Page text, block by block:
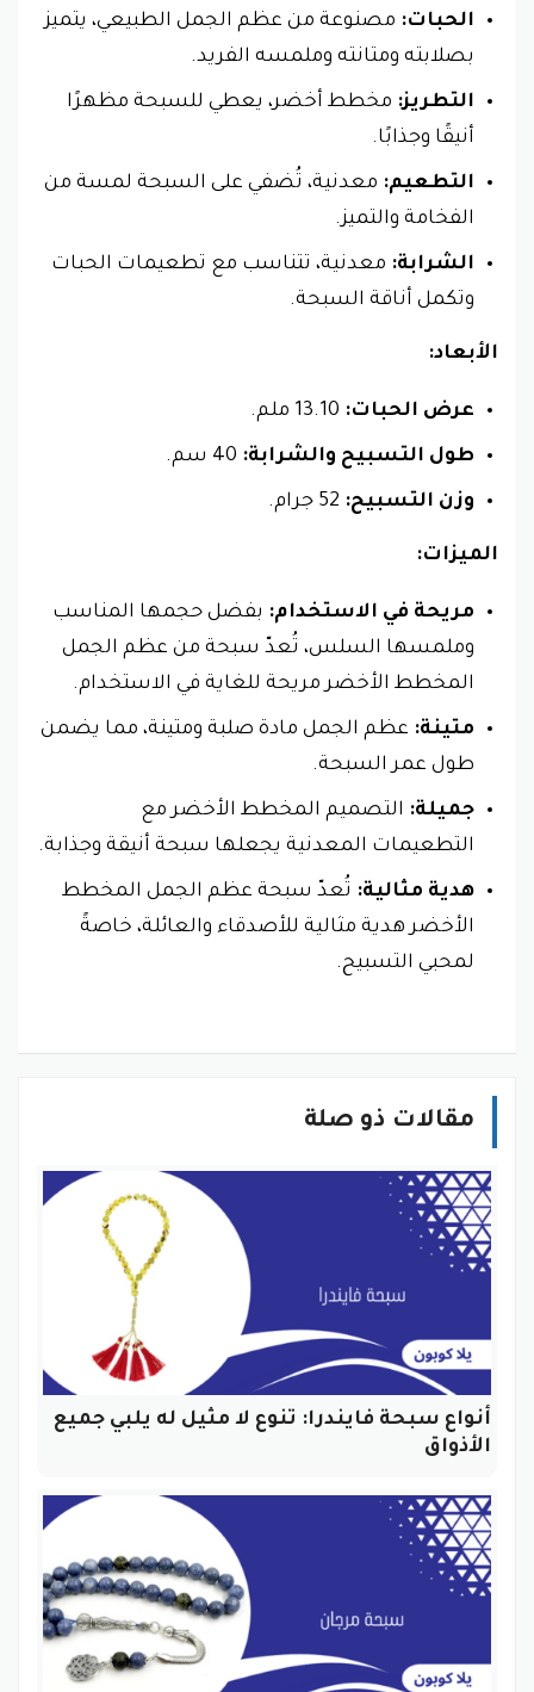
الحبات: مصنوعة من عظم الجمل الطبيعي، يتميز
بصلابته ومتانته وملمسه الفريد.
التطريز: مخطط أخضر، يعطي للسبحة مظهرًا
أنيقًا وجذابًا.
التطعيم: معدنية، تُضفي على السبحة لمسة من
الفخامة والتميز.
الشرابة: معدنية، تتناسب مع تطعيمات الحبات
وتكمل أناقة السبحة.
الأبعاد:
عرض الحبات:
طول التسبيح والشرابة:
وزن التسبيح:
الميزات:
مريحة في الاستخدام: بفضل حجمها المناسب
وملمسها السلس، تُعدّ سبحة من عظم الجمل
المخطط الأخضر مريحة للغاية في الاستخدام.
متينة: عظم الجمل مادة صلبة ومتينة، مما يضمن
طول عمر السبحة.
جميلة: التصميم المخطط الأخضر مع
التطعيمات المعدنية يجعلها سبحة أنيقة وجذابة.
هدية مثالية: تُعدّ سبحة عظم الجمل المخطط
الأخضر هدية مثالية للأصدقاء والعائلة، خاصةً
لمحبي التسبيح.
مقالات ذو صلة
أنواع سبحة فايندرا: تنوع لا مثيل له يلبي جميع
الأذواق